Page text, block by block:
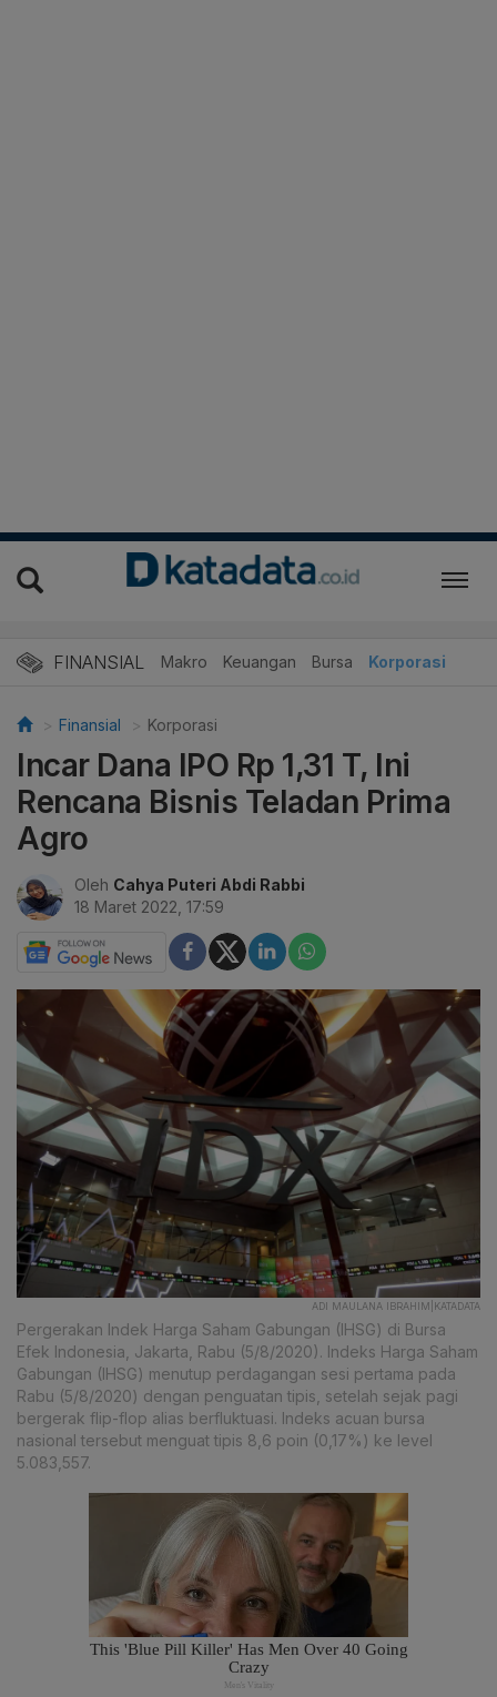
FINANSIAL Makro Keuangan Bursa Korporasi
Finansial Korporasi
Incar Dana IPO Rp 1,31 T, Ini
Rencana Bisnis Teladan Prima
Agro
Oleh Cahya Puteri Abdi Rabbi
18 Maret 2022, 17:59
ADI MAULANA IBRAHIM|KATADATA
Pergerakan Indek Harga Saham Gabungan (IHSG) di Bursa
Efek Indonesia, Jakarta, Rabu (5/8/2020). Indeks Harga Saham
Gabungan (IHSG) menutup perdagangan sesi pertama pada
Rabu (5/8/2020) dengan penguatan tipis, setelah sejak pagi
bergerak flip-flop alias berfluktuasi. Indeks acuan bursa
nasional tersebut menguat tipis 8,6 poin (0,17%) ke level
5.083,557.